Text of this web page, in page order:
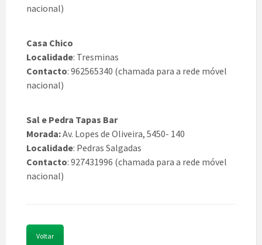
nacional)
Casa Chico
Localidade: Tresminas
Contacto: 962565340 (chamada para a rede móvel
nacional)
Sal e Pedra Tapas Bar
Morada:Av. Lopes de Oliveira, 5450- 140
Localidade: Pedras Salgadas
Contacto: 927431996 (chamada para a rede móvel
nacional)
Voltar